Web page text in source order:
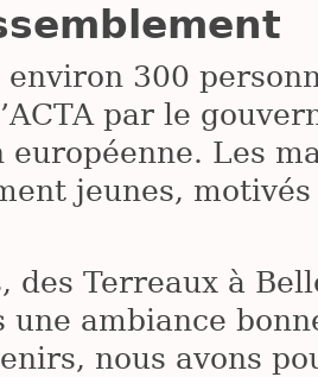
environ 300
par le
européenne. Les
jeunes,
des Terreaux à
une ambiance
nous avons